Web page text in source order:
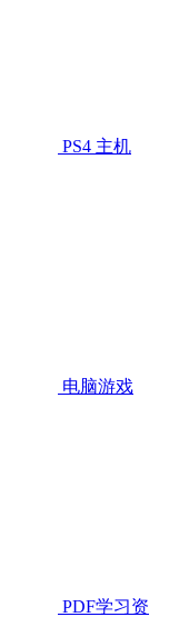
PS4 主机
电脑游戏
PDF学习资